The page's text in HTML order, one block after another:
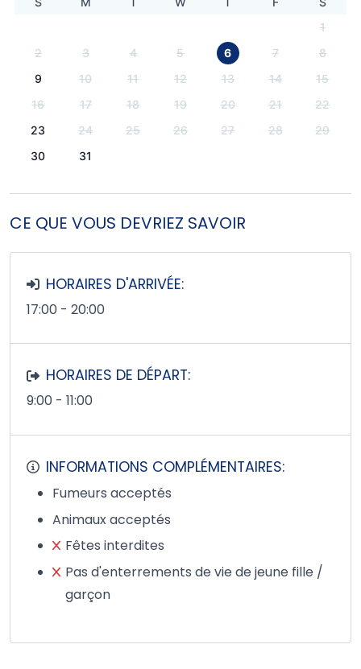
1
2
3 4 5 6 7
8
9
10 11 12 13 14
15
16
17 18 19 20 21
22
23
24 25 26 27 28
29
30
31
CE QUE VOUS DEVRIEZ SAVOIR
HORAIRES D'ARRIVÉE:
17:00 - 20:00
HORAIRES DE DÉPART:
9:00 - 11:00
INFORMATIONS COMPLÉMENTAIRES:
Fumeurs acceptés
Animaux acceptés
Fêtes interdites
Pas d'enterrements de vie de jeune fille /
garçon